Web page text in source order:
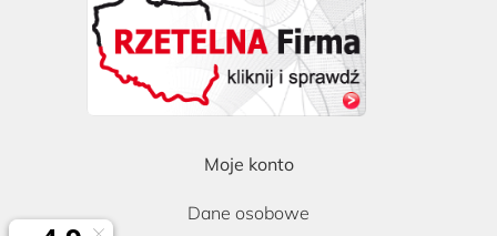
Moje konto
Dane osobowe